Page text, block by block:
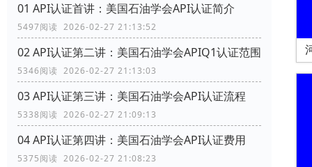
01 API认证首讲：美国石油学会API认证简介
5497阅读 2026-02-27 21:13:52
02 API认证第二讲：美国石油学会APIQ1认证范围
5346阅读 2026-02-27 21:13:03
03 API认证第三讲：美国石油学会API认证流程
5338阅读 2026-02-27 21:09:13
04 API认证第四讲：美国石油学会API认证费用
5375阅读 2026-02-27 21:08:23